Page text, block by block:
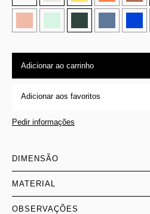
Adicionar ao carrinho
Adicionar aos favoritos
Pedir informações
DIMENSÃO
MATERIAL
OBSERVAÇÕES